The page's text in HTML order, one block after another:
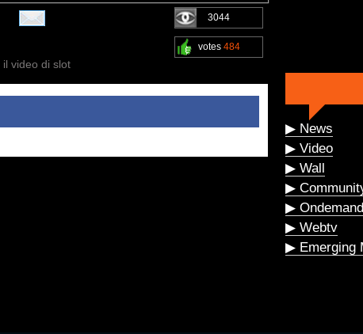
3044
votes 484
il video di slot
▶ News
▶ Video
▶ Wall
▶
▶ Ondemand
▶ Webtv
▶ Emerging